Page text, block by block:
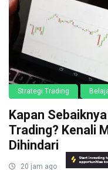
Strategi Trading
Kapan
Trading? Kenali
Dihindari
20 jam ago